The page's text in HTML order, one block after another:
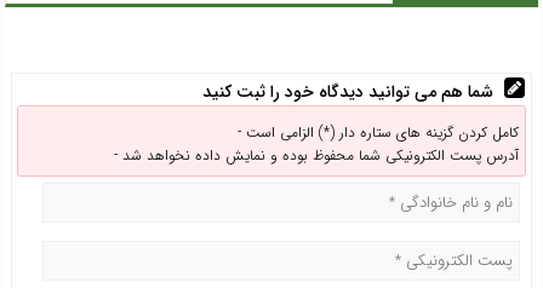
شما هم می توانید دیدگاه خود را ثبت کنید
کامل کردن گزینه های ستاره دار (*) الزامی است -
آدرس پست الکترونیکی شما محفوظ بوده و نمایش داده نخواهد شد -